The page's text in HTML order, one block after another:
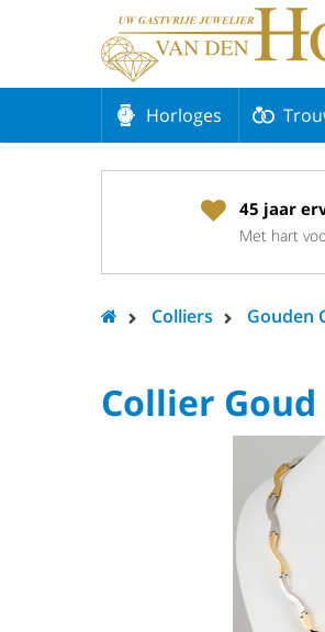
Horloges
45 jaar
Met hart
Colliers Gouden
Collier Goud